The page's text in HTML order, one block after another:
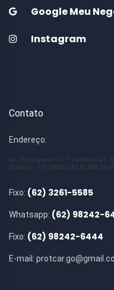
Google Meu
Instagram
Contato
Endereço:
Av. Anhanguera C/ 1ª Avenida, Qd.
Goiânia - GO. //INSULFILM EM
Fixo: (62) 3261-5585
Whatsapp: (62) 98242-
Fixo: (62) 98242-6444
E-mail: